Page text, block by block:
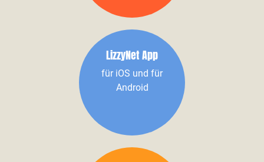
LizzyNet App
für iOS und für
Android